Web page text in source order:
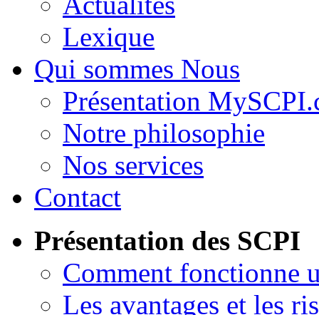
Lexique
Qui sommes Nous
Présentation
Notre philosophie
Nos services
Contact
Présentation des SCPI
Comment fonctionne
Les avantages et les